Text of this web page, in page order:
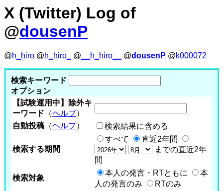
X (Twitter) Log of
@dousenP
@h_hiro @h_hiro_ @ __h_hiro__ @dousenP @k000072
検索キーワード
オプション
【試験運用中】除外キ
ーワード （ヘルプ）
自動投稿 （ヘルプ） 検索結果に含める
検索する期間
すべて
直近2年間
までの直近2年
間
検索対象
本人の発言・RTともに
本
人の発言のみ
RTのみ